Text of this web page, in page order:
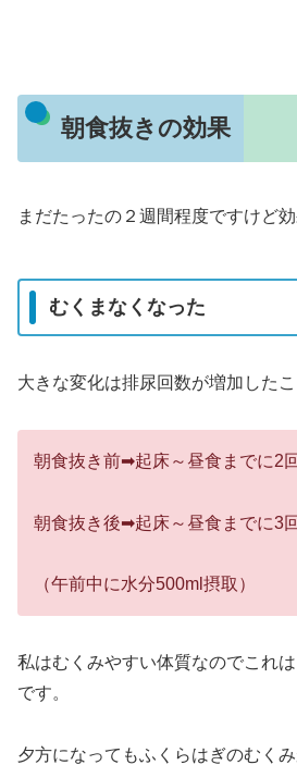
朝食抜きの効果
まだたったの２週間程度ですけど効
むくまなくなった
大きな変化は排尿回数が増加したこ
朝食抜き前➡起床～昼食までに2回
朝食抜き後➡起床～昼食までに3回
（午前中に水分500ml摂取）
私はむくみやすい体質なのでこれ
です。
夕方になってもふくらはぎのむく